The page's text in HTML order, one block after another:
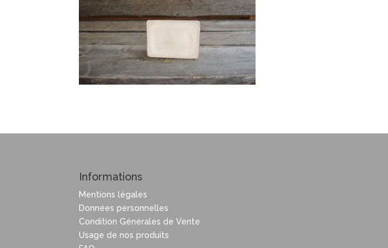
Informations
Mentions légales
Données personnelles
Condition Générales de Vente
Usage de nos produits